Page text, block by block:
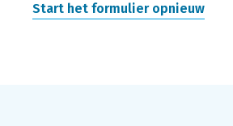
Start het formulier opnieuw